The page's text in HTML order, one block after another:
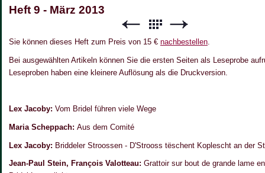
Heft 9 - März 2013
Sie können dieses Heft zum Preis von 15 € nachbestellen.
Bei ausgewählten Artikeln können Sie die ersten Seiten als Leseprobe
Leseproben haben eine kleinere Auflösung als die Druckversion.
Lex Jacoby: Vom Bridel führen viele Wege
Maria Scheppach: Aus dem Comité
Lex Jacoby: Briddeler Stroossen - D'Strooss tëschent Koplescht an der
Jean-Paul Stein, François Valotteau: Grattoir sur bout de grande lame